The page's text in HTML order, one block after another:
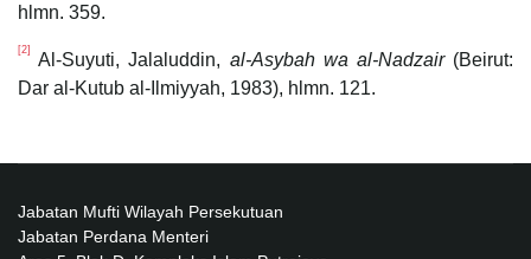
hlmn. 359.
[2] Al-Suyuti, Jalaluddin, al-Asybah wa al-Nadzair(Beirut:
Dar al-Kutub al-Ilmiyyah, 1983), hlmn. 121.
Jabatan Mufti Wilayah Persekutuan
Jabatan Perdana Menteri